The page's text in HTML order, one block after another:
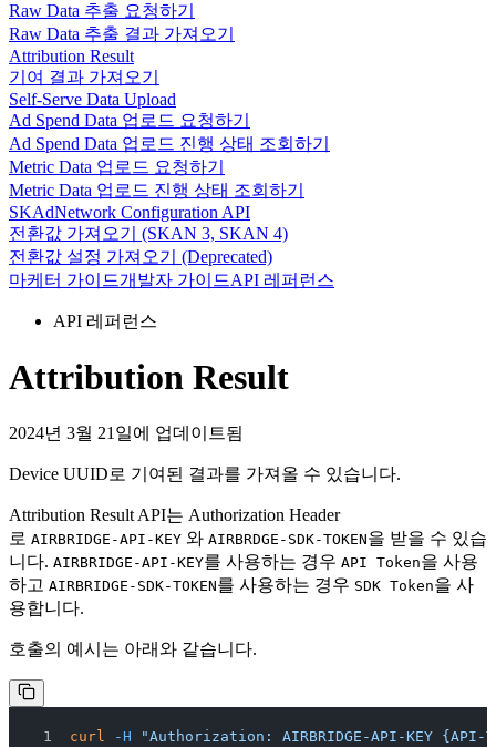
Raw Data 추출 요청하기
Raw Data 추출 결과 가져오기
Attribution Result
기여 결과 가져오기
Self-Serve Data Upload
Ad Spend Data 업로드 요청하기
Ad Spend Data 업로드 진행 상태 조회하기
Metric Data 업로드 요청하기
Metric Data 업로드 진행 상태 조회하기
SKAdNetwork Configuration API
전환값 가져오기 (SKAN 3, SKAN 4)
전환값 설정 가져오기 (Deprecated)
마케터 가이드개발자 가이드API 레퍼런스
API 레퍼런스
Attribution Result
2024년 3월 21일에 업데이트됨
Device UUID로 기여된 결과를 가져올 수 있습니다.
Attribution Result API는 Authorization Header
로 AIRBRIDGE-API-KEY 와 AIRBRDGE-SDK-TOKEN을 받을 수 있습
니다. AIRBRIDGE-API-KEY를 사용하는 경우 API Token을 사용
하고 AIRBRIDGE-SDK-TOKEN를 사용하는 경우 SDK Token을 사
용합니다.
호출의 예시는 아래와 같습니다.
curl -H "Authorization: AIRBRIDGE-API-KEY